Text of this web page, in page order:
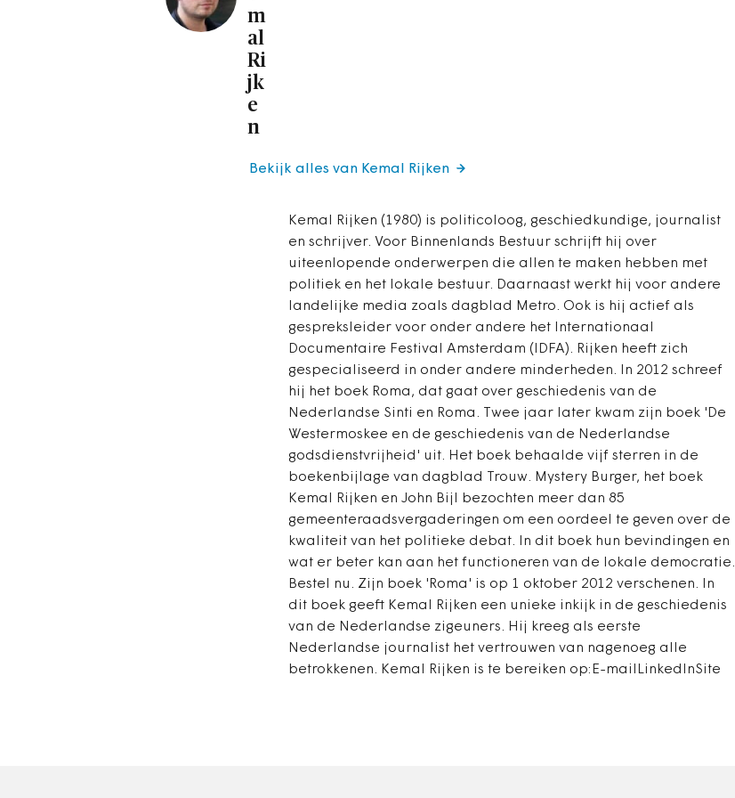
m
al
Ri
jk
e
n
Kemal Rijken (1980) is politicoloog, geschiedkundige, journalist
en schrijver. Voor Binnenlands Bestuur schrijft hij over
uiteenlopende onderwerpen die allen te maken hebben met
politiek en het lokale bestuur. Daarnaast werkt hij voor andere
landelijke media zoals dagblad Metro. Ook is hij actief als
gespreksleider voor onder andere het Internationaal
Documentaire Festival Amsterdam (IDFA). Rijken heeft zich
gespecialiseerd in onder andere minderheden. In 2012 schreef
hij het boek Roma, dat gaat over geschiedenis van de
Nederlandse Sinti en Roma. Twee jaar later kwam zijn boek 'De
Westermoskee en de geschiedenis van de Nederlandse
godsdienstvrijheid' uit. Het boek behaalde vijf sterren in de
boekenbijlage van dagblad Trouw. Mystery Burger, het boek
Kemal Rijken en John Bijl bezochten meer dan 85
gemeenteraadsvergaderingen om een oordeel te geven over de
kwaliteit van het politieke debat. In dit boek hun bevindingen en
wat er beter kan aan het functioneren van de lokale democratie.
Bestel nu. Zijn boek 'Roma' is op 1 oktober 2012 verschenen. In
dit boek geeft Kemal Rijken een unieke inkijk in de geschiedenis
van de Nederlandse zigeuners. Hij kreeg als eerste
Nederlandse journalist het vertrouwen van nagenoeg alle
betrokkenen. Kemal Rijken is te bereiken op:E-mailLinkedInSite
Bekijk alles van Kemal Rijken